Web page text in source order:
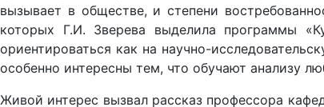
вызывает в обществе, и степени
которых Г.И. Зверева выделила программы
ориентироваться как на научно-
особенно интересны тем, что обучают анализу
Живой интерес вызвал рассказ профессора